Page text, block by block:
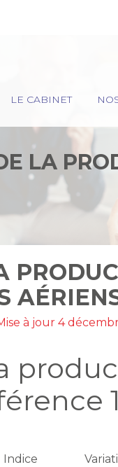
Principal
LE CABINET
LA
à jour 4
Indice